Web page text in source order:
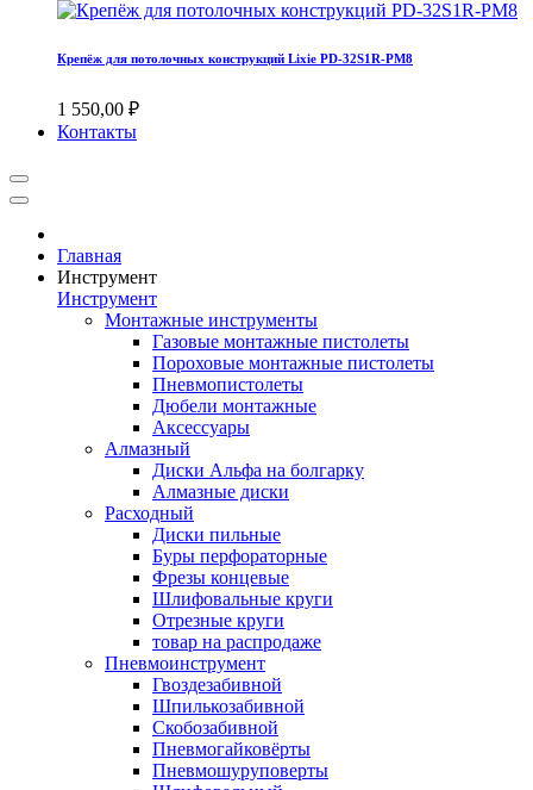
Крепёж для потолочных конструкций Lixie PD-32S1R-PM8
1 550,00 ₽
Контакты
Главная
Инструмент
Инструмент
Монтажные инструменты
Газовые монтажные пистолеты
Пороховые монтажные пистолеты
Пневмопистолеты
Дюбели монтажные
Аксессуары
Алмазный
Диски Альфа на болгарку
Алмазные диски
Расходный
Диски пильные
Буры перфораторные
Фрезы концевые
Шлифовальные круги
Отрезные круги
товар на распродаже
Пневмоинструмент
Гвоздезабивной
Шпилькозабивной
Скобозабивной
Пневмогайковёрты
Пневмошуруповерты